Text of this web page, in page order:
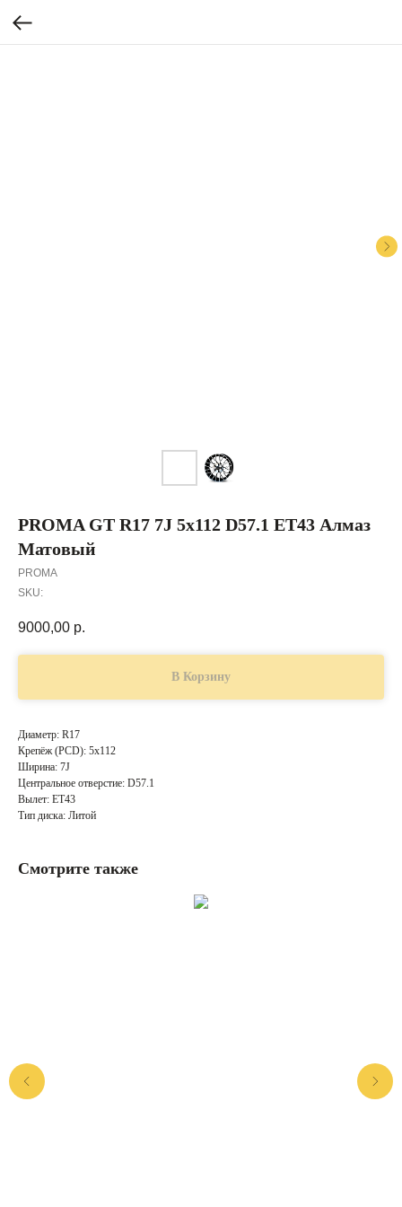
PROMA GT R17 7J 5x112 D57.1 ET43 Алмаз
Матовый
PROMA
SKU:
9000,00 р.
В Корзину
Диаметр: R17
Крепёж (PCD): 5x112
Ширина: 7J
Центральное отверстие: D57.1
Вылет: ET43
Тип диска: Литой
Смотрите также